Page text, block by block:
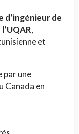
d’ingénieur de
,
et
par une
Canada en
,